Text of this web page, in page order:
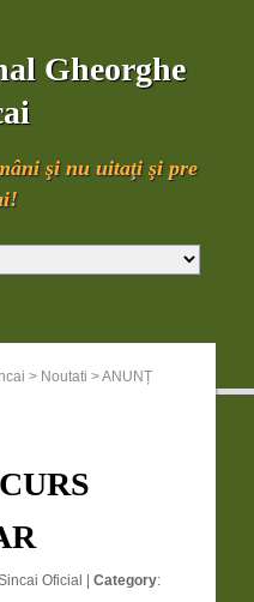
Gheorghe
şi nu uitaţi şi pre
> Noutati >ANUNȚ
Oficial |Category: